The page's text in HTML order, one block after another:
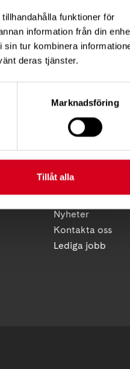
funktioner för
information från din
tur kombinera
deras tjänster.
Marknadsföring
Tillåt alla
FÖR
Förening
Diagnosstöd
Anhörigstöd
Juridiskt stöd
Reflex -
Diagnosnytt
Kalender
Foreningsservice
Nyheter
Kontakta oss
Lediga jobb